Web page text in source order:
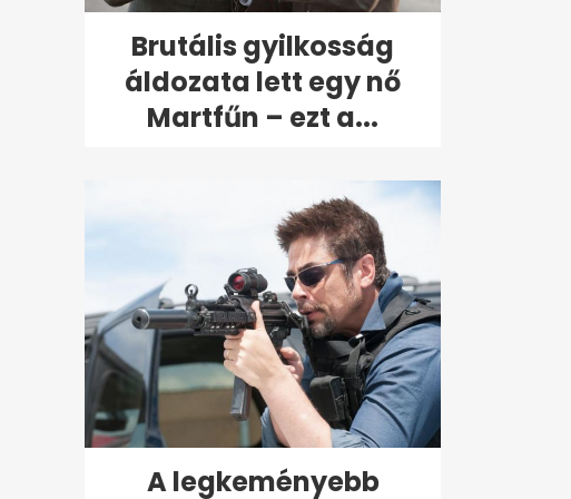
Brutális gyilkosság
áldozata lett egy nő
Martfűn – ezt a...
A legkeményebb